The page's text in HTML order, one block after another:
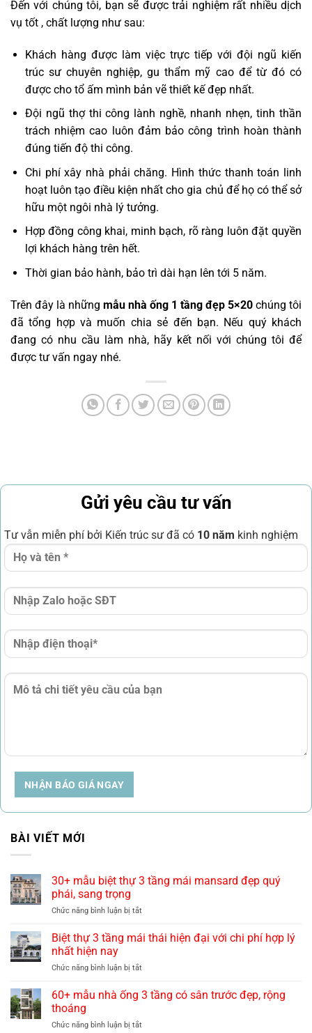
Đến với chúng tôi, bạn sẽ được trải nghiệm rất nhiều dịch
vụ tốt , chất lượng như sau:
Khách hàng được làm việc trực tiếp với đội ngũ kiến
trúc sư chuyên nghiệp, gu thẩm mỹ cao để từ đó có
được cho tổ ấm mình bản vẽ thiết kế đẹp nhất.
Đội ngũ thợ thi công lành nghề, nhanh nhẹn, tinh thần
trách nhiệm cao luôn đảm bảo công trình hoàn thành
đúng tiến độ thi công.
Chi phí xây nhà phải chăng. Hình thức thanh toán linh
hoạt luôn tạo điều kiện nhất cho gia chủ để họ có thể sở
hữu một ngôi nhà lý tưởng.
Hợp đồng công khai, minh bạch, rõ ràng luôn đặt quyền
lợi khách hàng trên hết.
Thời gian bảo hành, bảo trì dài hạn lên tới 5 năm.
Trên đây là những mẫu nhà ống 1 tầng đẹp 5×20 chúng tôi
đã tổng hợp và muốn chia sẻ đến bạn. Nếu quý khách
đang có nhu cầu làm nhà, hãy kết nối với chúng tôi để
được tư vấn ngay nhé.
Gửi yêu cầu tư vấn
Tư vẫn miễn phí bởi Kiến trúc sư đã có 10 năm kinh nghiệm
NHẬN BÁO GIÁ NGAY
BÀI VIẾT MỚI
30+ mẫu biệt thự 3 tầng mái mansard đẹp quý
phái, sang trọng
Chức năng bình luận bị tắtở
mẫu
3
mái
quý
Biệt thự 3 tầng mái thái hiện đại với chi phí hợp lý
nhất hiện nay
Chức năng bình luận bị tắtở
thự
mái
60+ mẫu nhà ống 3 tầng có sân trước đẹp, rộng
thoáng
Chức năng bình luận bị tắtở